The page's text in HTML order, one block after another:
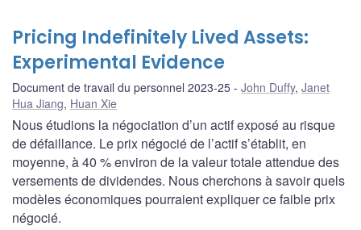
Pricing Indefinitely Lived Assets:
Experimental Evidence
Document de travail du personnel 2023-25 John Duffy, Janet
Hua Jiang, Huan Xie
Nous étudions la négociation d’un actif exposé au risque
de défaillance. Le prix négocié de l’actif s’établit, en
moyenne, à 40 % environ de la valeur totale attendue des
versements de dividendes. Nous cherchons à savoir quels
modèles économiques pourraient expliquer ce faible prix
négocié.